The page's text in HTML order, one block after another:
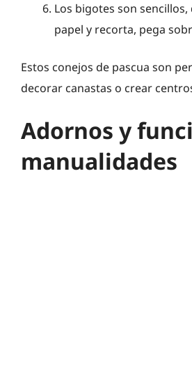
Los bigotes son
papel y recorta, pega
Estos conejos de pascua son
decorar canastas o crear
Adornos y
manualidades